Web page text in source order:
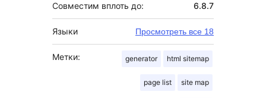
Совместим вплоть до: 6.8.7
Языки Просмотреть все 18
Метки: generator html sitemap
page list site map